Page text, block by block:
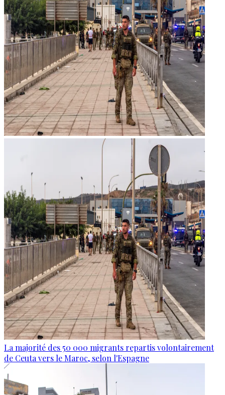
La majorité des 50 000 migrants repartis volontairement
de Ceuta vers le Maroc, selon l'Espagne